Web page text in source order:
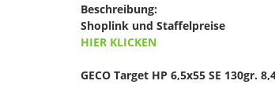
Beschreibung:
Shoplink und Staffelpreise
HIER KLICKEN
GECO Target HP 6,5x55 SE 130gr.